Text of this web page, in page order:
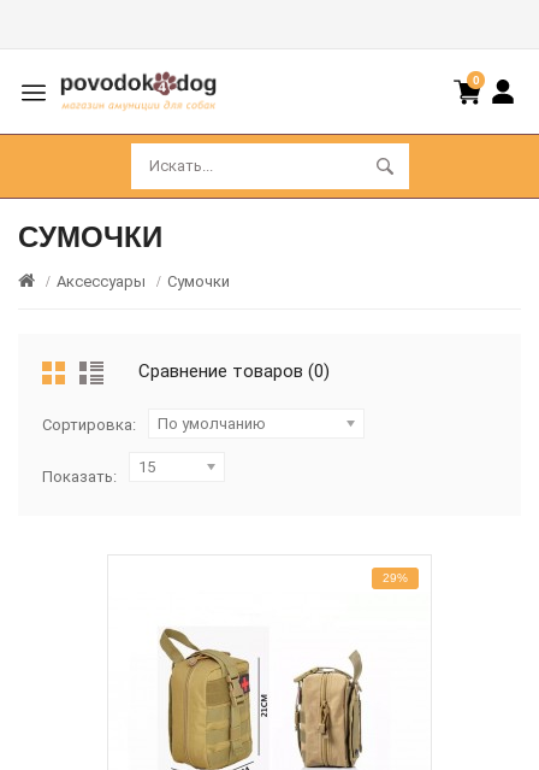
0
СУМОЧКИ
Аксессуары Сумочки
Сравнение товаров (0)
Сортировка: По умолчанию
Показать:
15
29%